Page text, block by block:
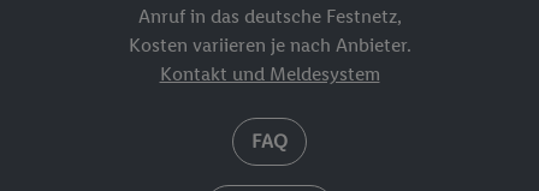
Anruf in das deutsche Festnetz,
Kosten variieren je nach Anbieter.
Kontakt und Meldesystem
FAQ